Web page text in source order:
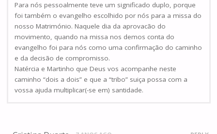
Para nós pessoalmente teve um significado duplo, porque
foi também o evangelho escolhido por nós para a missa do
nosso Matrimónio. Naquele dia da aprovacão do
movimento, quando na missa nos demos conta do
evangelho foi para nós como uma confirmação do caminho
e da decisão de compromisso.
Natércia e Martinho que Deus vos acompanhe neste
caminho “dois a dois” e que a “tribo” suiça possa com a
vossa ajuda multiplicar(-se em) santidade.